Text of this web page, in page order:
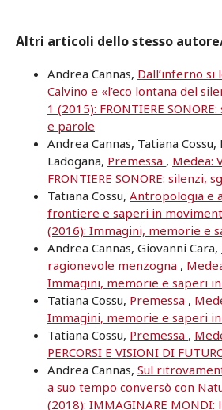
Altri articoli dello stesso
Andrea Cannas, Dall’inferno si
Calvino e «l’eco lontana del
1 (2015): FRONTIERE
e parole
Andrea Cannas, Tatiana
Ladogana, Premessa , Medea:
FRONTIERE SONORE: silenzi,
Tatiana Cossu, Antropologia e
frontiere e saperi in
(2016): Immagini, memorie e
Andrea Cannas, Giovanni Cara,
ragionevole menzogna ,
Immagini, memorie e saperi
Tatiana Cossu, Premessa ,
Immagini, memorie e saperi
Tatiana Cossu, Premessa ,
PERCORSI E VISIONI DI
Andrea Cannas, Sul
a suo tempo conversò con
(2018): IMMAGINARE